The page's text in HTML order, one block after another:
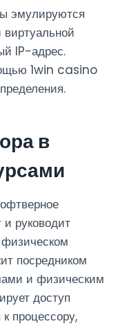
эмулируются
виртуальной
IP-адрес.
1win casino
в
и руководит
посредником
и физическим
доступ
процессору,